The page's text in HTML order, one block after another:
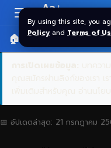
By using this site, you
Policy and Terms of
Resizer
Aa
🏠 หน้าแรก ราคาทอง
📅 อัปเดตล่าสุด: 21 กรกฎาคม